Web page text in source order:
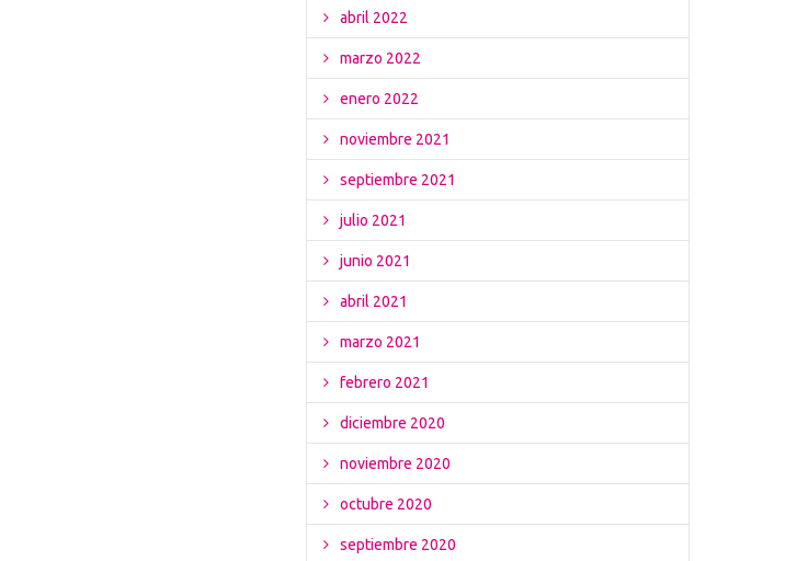
abril 2022
marzo 2022
enero 2022
noviembre 2021
septiembre 2021
julio 2021
junio 2021
abril 2021
marzo 2021
febrero 2021
diciembre 2020
noviembre 2020
octubre 2020
septiembre 2020